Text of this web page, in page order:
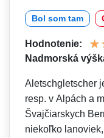
Bol som tam
Hodnotenie:
Nadmorská
Aletschgletscher
resp. v Alpách a
Švajčiarskych
niekoľko